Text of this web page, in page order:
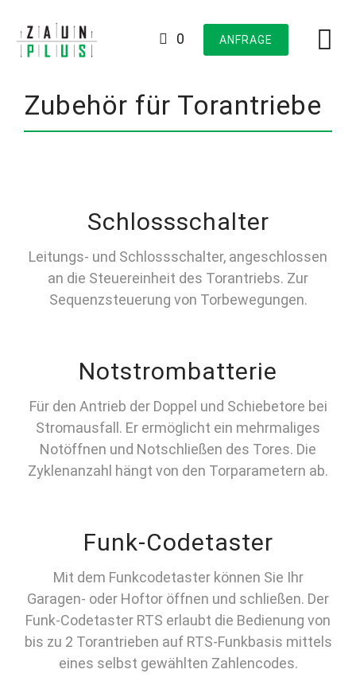
content
0 ANFRAGE
Zubehör für Torantriebe
Schlossschalter
Leitungs- und Schlossschalter, angeschlossen
an die Steuereinheit des Torantriebs. Zur
Sequenzsteuerung von Torbewegungen.
Notstrombatterie
Für den Antrieb der Doppel und Schiebetore bei
Stromausfall. Er ermöglicht ein mehrmaliges
Notöffnen und Notschließen des Tores. Die
Zyklenanzahl hängt von den Torparametern ab.
Funk-Codetaster
Mit dem Funkcodetaster können Sie Ihr
Garagen- oder Hoftor öffnen und schließen. Der
Funk-Codetaster RTS erlaubt die Bedienung von
bis zu 2 Torantrieben auf RTS-Funkbasis mittels
eines selbst gewählten Zahlencodes.